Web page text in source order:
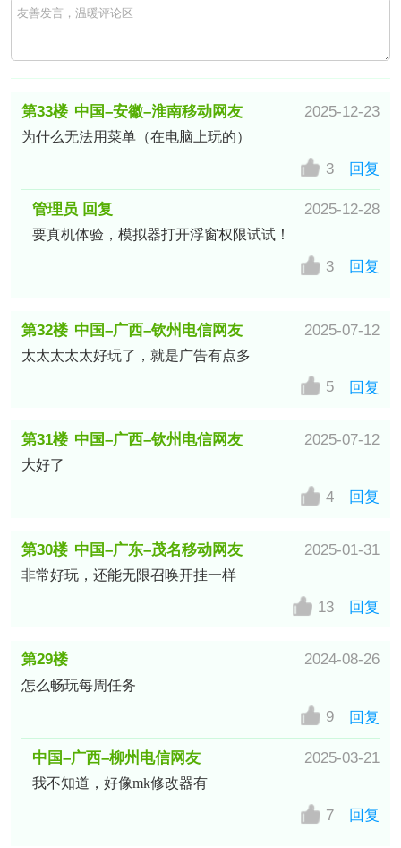
第33楼 中国–安徽–淮南移动网友 2025-12-23
为什么无法用菜单（在电脑上玩的）
3 回复
管理员 回复 2025-12-28
要真机体验，模拟器打开浮窗权限试试！
3 回复
第32楼 中国–广西–钦州电信网友 2025-07-12
太太太太太好玩了，就是广告有点多
5 回复
第31楼 中国–广西–钦州电信网友 2025-07-12
大好了
4 回复
第30楼 中国–广东–茂名移动网友 2025-01-31
非常好玩，还能无限召唤开挂一样
13 回复
第29楼
中国–云南–大理白族自治州网友
2024-08-26
怎么畅玩每周任务
9 回复
中国–广西–柳州电信网友 2025-03-21
我不知道，好像mk修改器有
7 回复